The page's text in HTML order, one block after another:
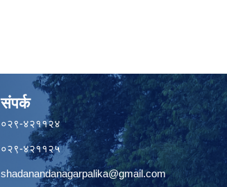
संपर्क
०२९-४२११२४
०२९-४२११२५
shadanandanagarpalika@gmail.com